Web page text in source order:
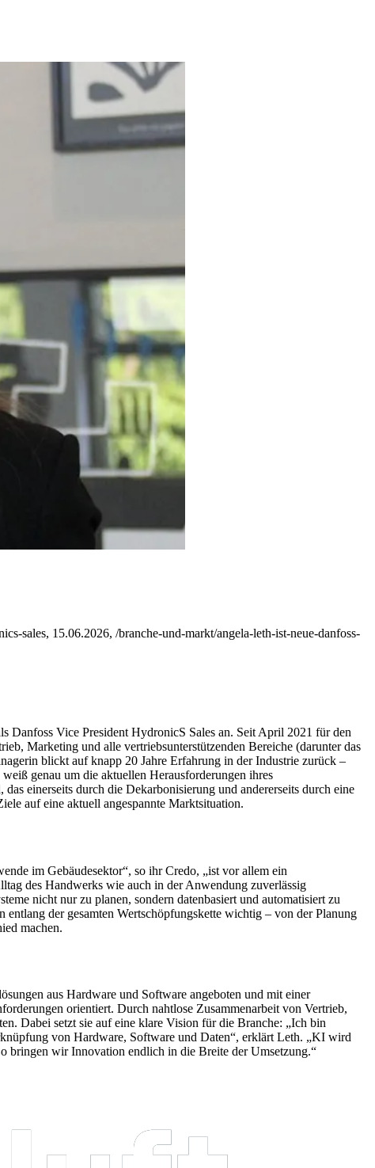
sales, 15.06.2026, /branche-und-markt/angela-leth-ist-neue-danfoss-
Danfoss Vice President HydronicS Sales an. Seit April 2021 für den
Marketing und alle vertriebsunterstützenden Bereiche (darunter das
blickt auf knapp 20 Jahre Erfahrung in der Industrie zurück –
genau um die aktuellen Herausforderungen ihres
einerseits durch die Dekarbonisierung und andererseits durch eine
auf eine aktuell angespannte Marktsituation.
im Gebäudesektor“, so ihr Credo, „ist vor allem ein
des Handwerks wie auch in der Anwendung zuverlässig
nicht nur zu planen, sondern datenbasiert und automatisiert zu
der gesamten Wertschöpfungskette wichtig – von der Planung
machen.
aus Hardware und Software angeboten und mit einer
orientiert. Durch nahtlose Zusammenarbeit von Vertrieb,
Dabei setzt sie auf eine klare Vision für die Branche: „Ich bin
von Hardware, Software und Daten“, erklärt Leth. „KI wird
bringen wir Innovation endlich in die Breite der Umsetzung.“